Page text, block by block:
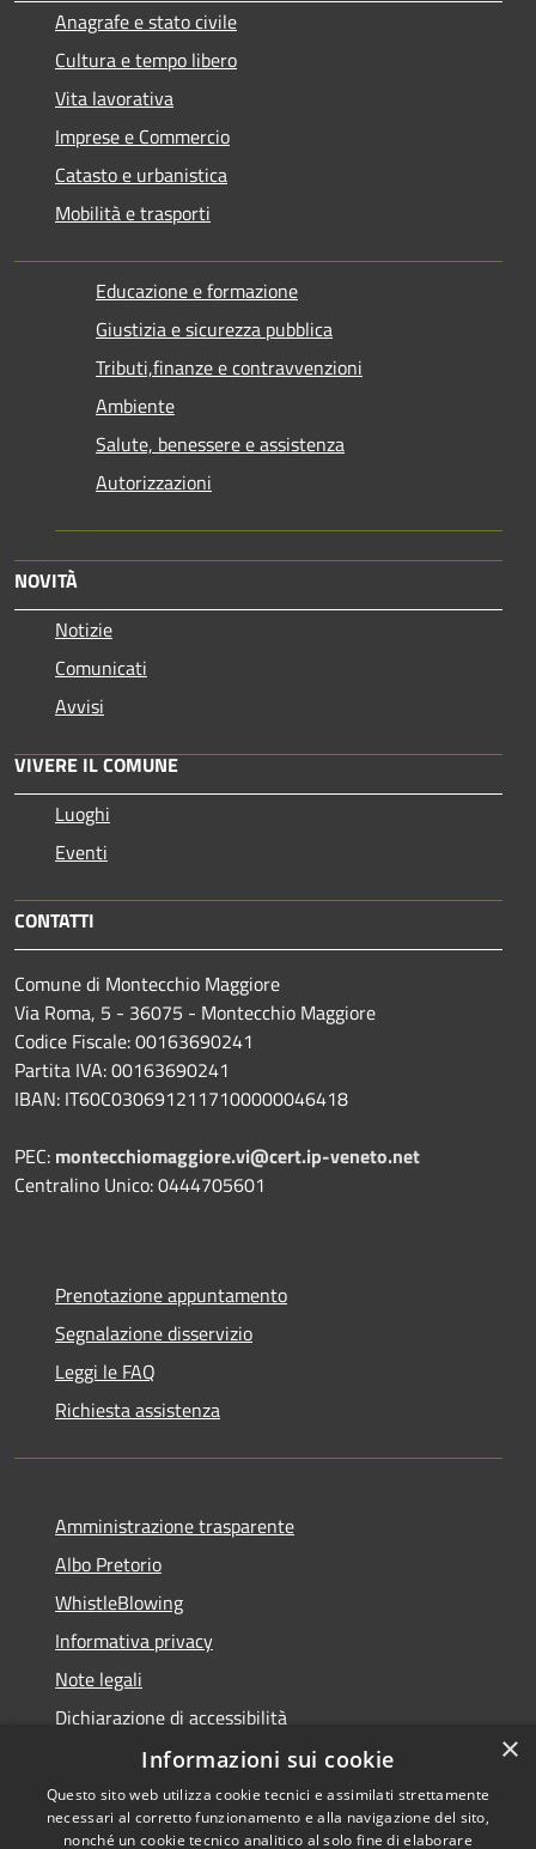
Anagrafe e stato civile
Cultura e tempo libero
Vita lavorativa
Imprese e Commercio
Catasto e urbanistica
Mobilità e trasporti
Educazione e formazione
Giustizia e sicurezza pubblica
Tributi,finanze e contravvenzioni
Ambiente
Salute, benessere e assistenza
Autorizzazioni
NOVITÀ
Notizie
Comunicati
Avvisi
VIVERE IL COMUNE
Luoghi
Eventi
CONTATTI
Comune di Montecchio Maggiore
Via Roma, 5 - 36075 - Montecchio Maggiore
Codice Fiscale: 00163690241
Partita IVA: 00163690241
IBAN: IT60C0306912117100000046418
PEC: montecchiomaggiore.vi@cert.ip-veneto.net
Centralino Unico: 0444705601
Prenotazione appuntamento
Segnalazione disservizio
Leggi le FAQ
Richiesta assistenza
Amministrazione trasparente
Albo Pretorio
WhistleBlowing
Informativa privacy
Note legali
Dichiarazione di accessibilità
Copyright © 2026 • Città di
×
Informazioni sui cookie
Questo sito web utilizza cookie tecnici e assimilati strettamente
necessari al corretto funzionamento e alla navigazione del sito,
nonché un cookie tecnico analitico al solo fine di elaborare